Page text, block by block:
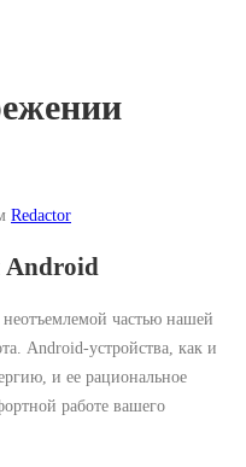
Redactor
Android
частью нашей
Android-устройства, как и
и ее рациональное
работе вашего